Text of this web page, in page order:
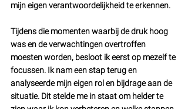
mijn eigen verantwoordelijkheid te erkennen.
Tijdens die momenten waarbij de druk hoog
was en de verwachtingen overtroffen
moesten worden, besloot ik eerst op mezelf te
focussen. Ik nam een stap terug en
analyseerde mijn eigen rol en bijdrage aan de
situatie. Dit stelde me in staat om helder te